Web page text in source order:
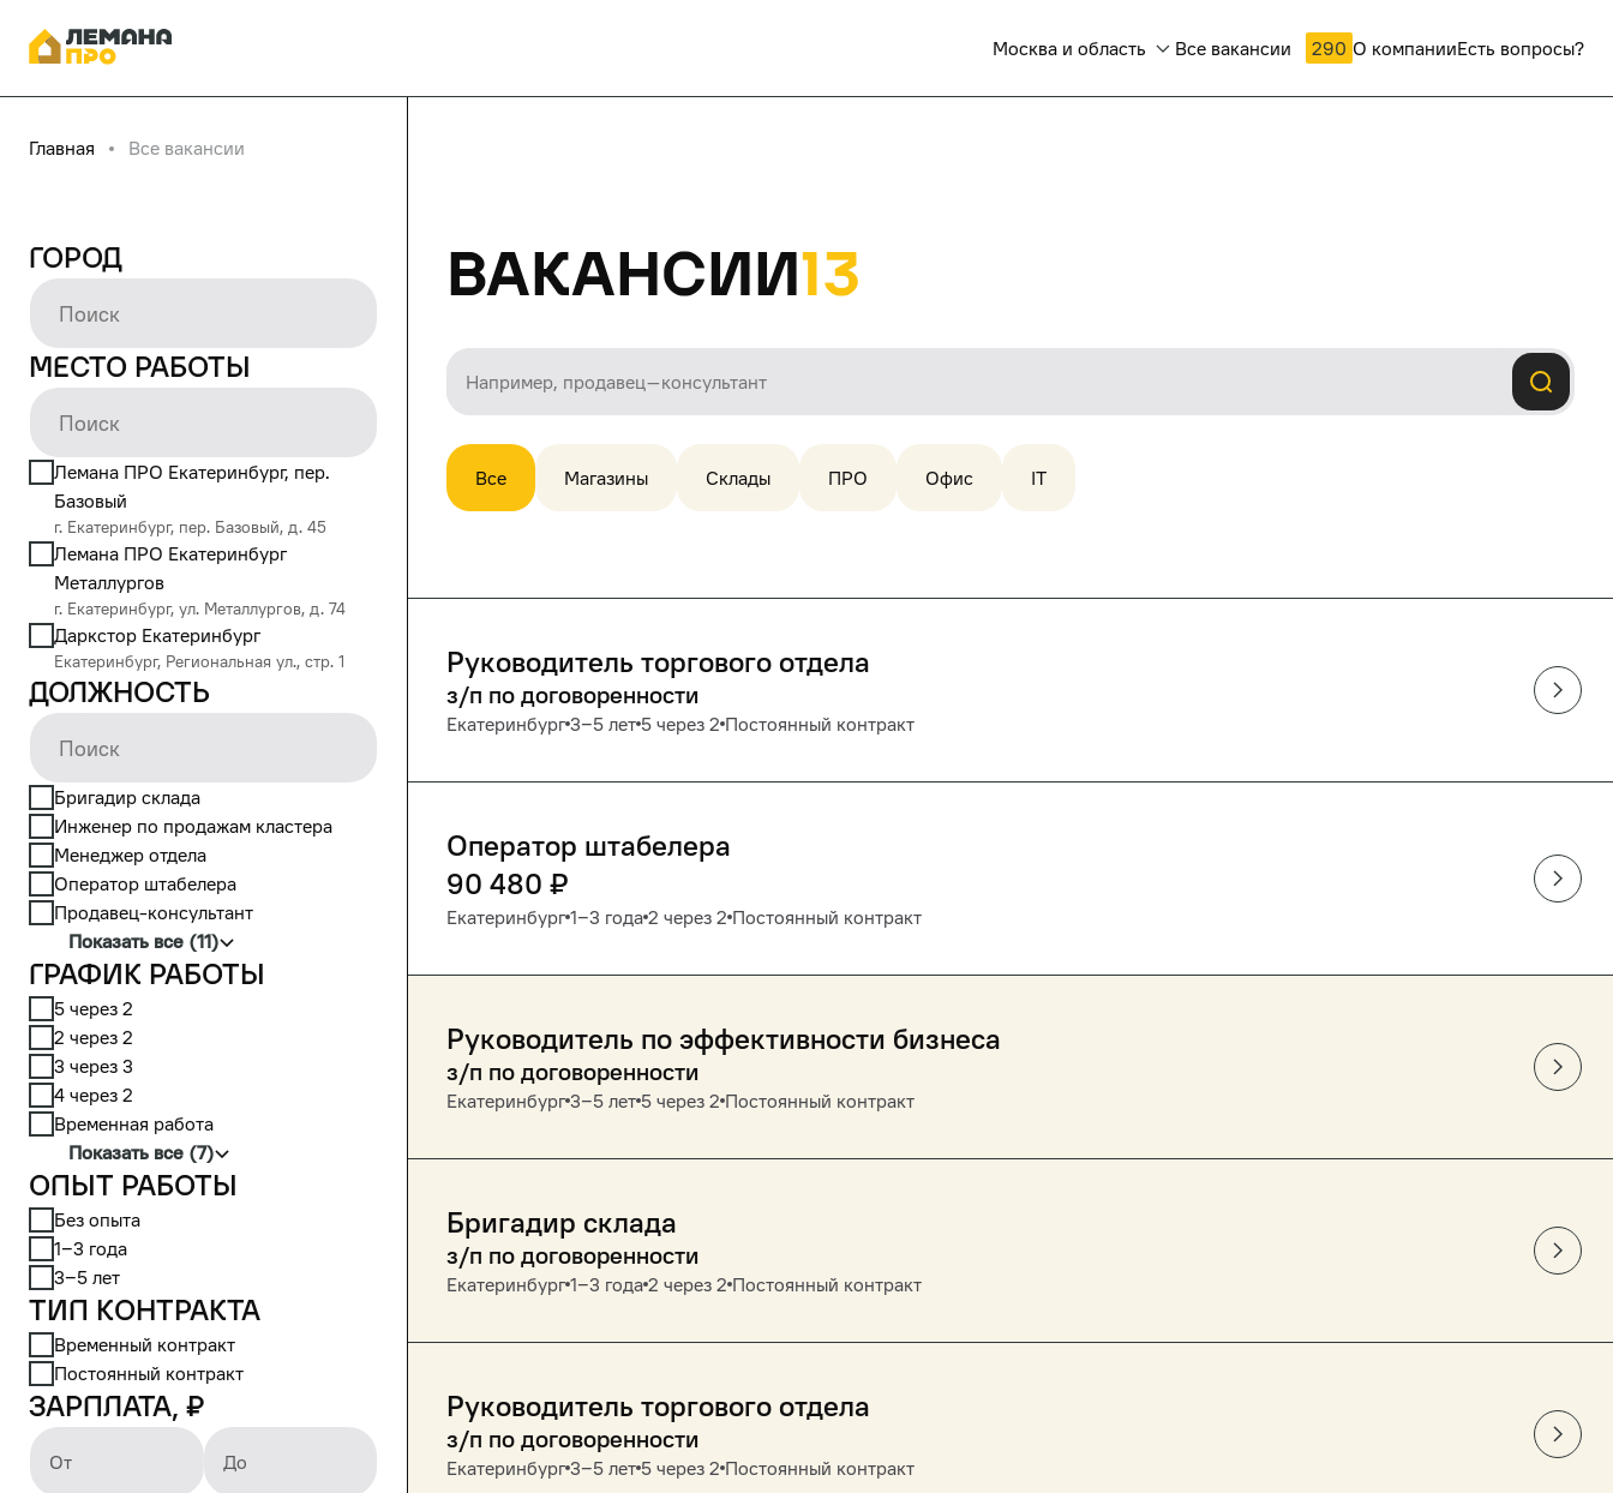
Москва и область Все вакансии 290 О компанииЕсть вопросы?
Главная Все вакансии
Город
Место работы
Лемана ПРО Екатеринбург, пер.
Базовый
г. Екатеринбург, пер. Базовый, д. 45
Лемана ПРО Екатеринбург
Металлургов
г. Екатеринбург, ул. Металлургов, д. 74
Даркстор Екатеринбург
Екатеринбург, Региональная ул., стр. 1
Должность
Бригадир склада
Инженер по продажам кластера
Менеджер отдела
Оператор штабелера
Продавец-консультант
Показать все (11)
График работы
5 через 2
2 через 2
3 через 3
4 через 2
Временная работа
Показать все (7)
Опыт работы
Без опыта
1‒3 года
3‒5 лет
Тип контракта
Временный контракт
Постоянный контракт
Зарплата, ₽
От До
Вакансии13
Все Магазины Склады ПРО Офис IT
Руководитель торгового отдела
з/п по договоренности
Екатеринбург 3‒5 лет 5 через 2 Постоянный контракт
Оператор штабелера
90 480 ₽
Екатеринбург 1‒3 года 2 через 2 Постоянный контракт
Руководитель по эффективности бизнеса
з/п по договоренности
Екатеринбург 3‒5 лет 5 через 2 Постоянный контракт
Бригадир склада
з/п по договоренности
Екатеринбург 1‒3 года 2 через 2 Постоянный контракт
Руководитель торгового отдела
з/п по договоренности
Екатеринбург 3‒5 лет 5 через 2 Постоянный контракт